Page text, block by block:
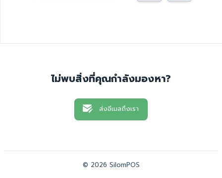
ไม่พบสิ่งที่คุณกำลังมองหา?
ส่งอีเมลถึงเรา
© 2026 SilomPOS